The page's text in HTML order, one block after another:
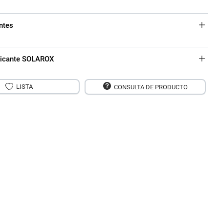
SOLAROX
LISTA CONSULTA DE PRODUCTO